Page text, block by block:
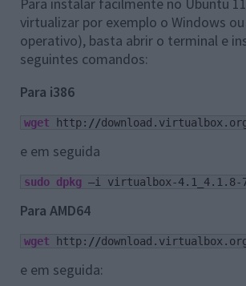
Para instalar facilmente no Ubuntu
virtualizar por exemplo o Windows
operativo), basta abrir o terminal e
seguintes comandos:
Para i386
wget http: //
e em seguida
sudo dpkg –i virtualbox-4.1 _4.1.8-
Para AMD64
wget http: //
e em seguida: